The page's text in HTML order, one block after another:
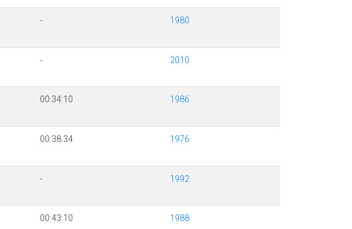
- 1980
- 2010
00:34:10 1986
00:38:34 1976
- 1992
00:43:10 1988